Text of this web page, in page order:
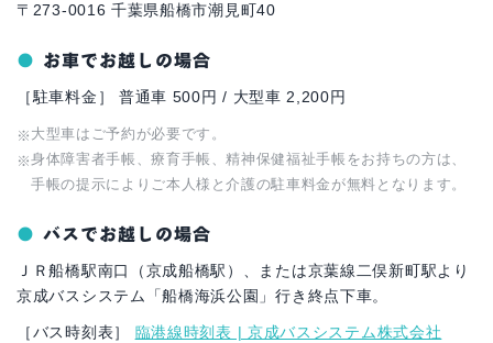
〒273-0016 千葉県船橋市潮見町40
お車でお越しの場合
［駐車料金］ 普通車 500円 / 大型車 2,200円
大型車はご予約が必要です。
身体障害者手帳、療育手帳、精神保健福祉手帳をお持ちの方は、
手帳の提示によりご本人様と介護の駐車料金が無料となります。
バスでお越しの場合
ＪＲ船橋駅南口（京成船橋駅）、または京葉線二俣新町駅より
京成バスシステム「船橋海浜公園」行き終点下車。
［バス時刻表］ 臨港線時刻表 | 京成バスシステム株式会社